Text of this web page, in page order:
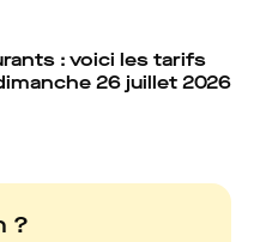
: voici les tarifs
26 juillet 2026
?